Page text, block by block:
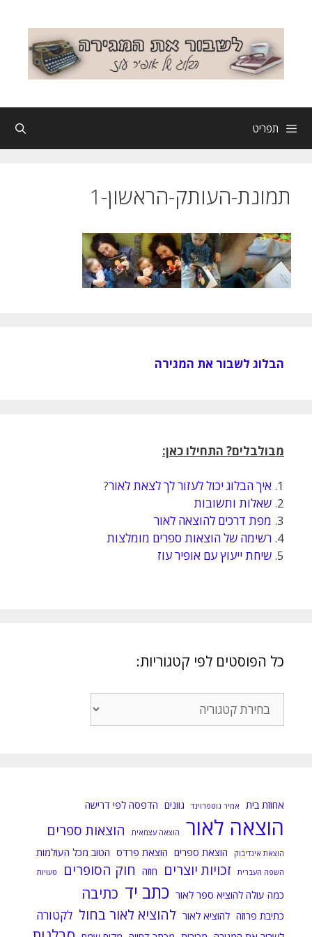
תפריט
תמונת-העותק-הראשון-1
הבלוג לשבור את המגירה
מבולבלים? התחילו כאן:
1. איך הבלוג יכול לעזור לך לצאת לאור?
2. שאלות ותשובות
3. מפת דרכים להוצאה לאור
4. רשימה של הוצאות ספרים מומלצות
5. שיחת ייעוץ עם אופיר עוז
כל הפוסטים לפי קטגוריות:
הפוסטים
אחוזת בית אמיר גוטפרוינד גוונים הדפסה לפי דרישה
הוצאה לאור הוצאה עצמאית הוצאות ספרים
הוצאת אינדיבוק הוצאת ספרים הוצאת פרדס הטוב מכל העולמות
השפה העברית זכויות יוצרים חוזה חוק הסופרים טעויות
כמה עולה להוציא ספר לאור כתב יד כתיבה
כתיבת פרוזה להוציא לאור להוציא לאור בחול לקטורה